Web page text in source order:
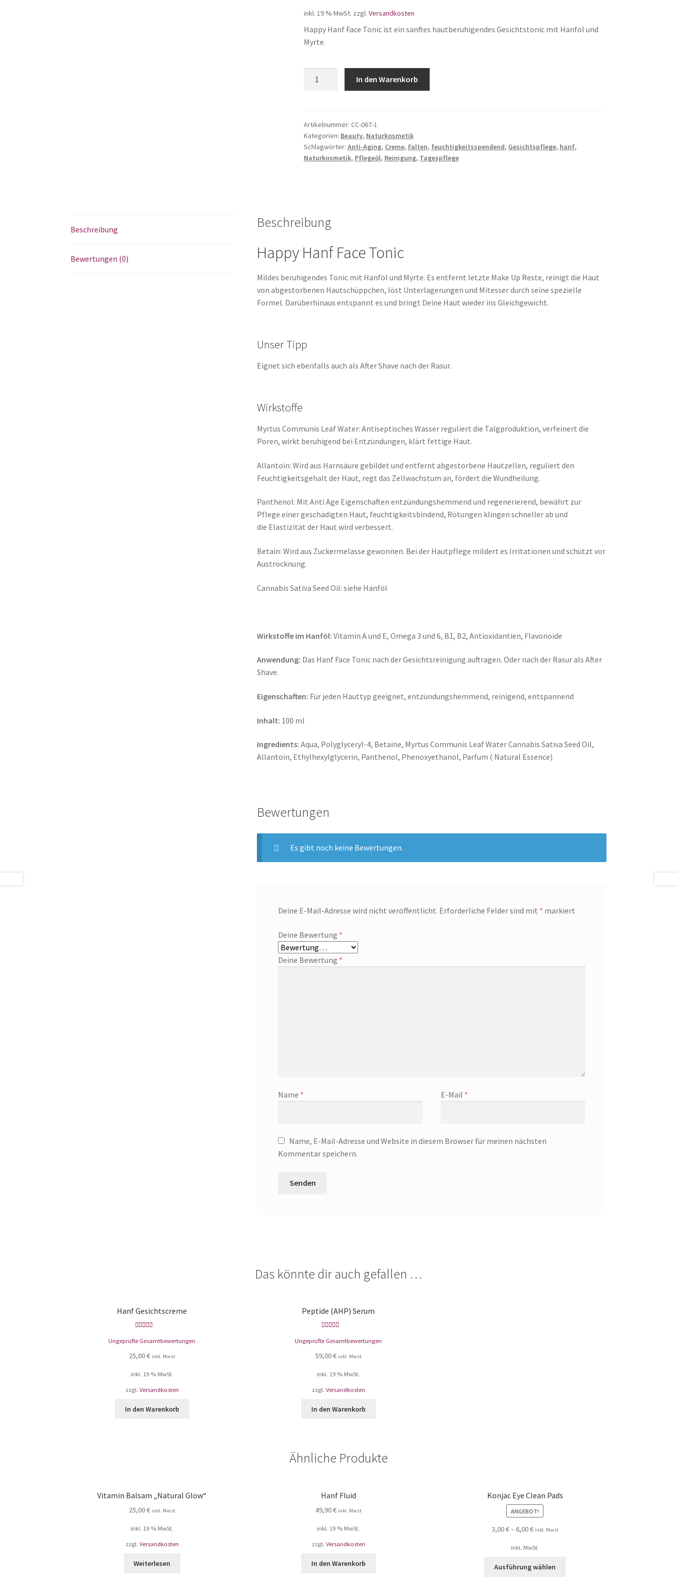
inkl. 19 % MwSt. zzgl. Versandkosten
Happy Hanf Face Tonic ist ein sanftes hautberuhigendes Gesichtstonic mit Hanföl und
Myrte.
In den Warenkorb
Artikelnummer: CC-067-1
Kategorien: Beauty, Naturkosmetik
Schlagwörter: Anti-Aging, Creme, Falten, feuchtigkeitsspendend, Gesichtspflege, hanf,
Naturkosmetik, Pflegeöl, Reinigung, Tagespflege
Beschreibung
Bewertungen (0)
Beschreibung
Happy Hanf Face Tonic
Mildes beruhigendes Tonic mit Hanföl und Myrte. Es entfernt letzte Make Up Reste, reinigt die Haut
von abgestorbenen Hautschüppchen, löst Unterlagerungen und Mitesser durch seine spezielle
Formel. Darüberhinaus entspannt es und bringt Deine Haut wieder ins Gleichgewicht.
Unser Tipp
Eignet sich ebenfalls auch als After Shave nach der Rasur.
Wirkstoffe
Myrtus Communis Leaf Water: Antiseptisches Wasser reguliert die Talgproduktion, verfeinert die
Poren, wirkt beruhigend bei Entzündungen, klärt fettige Haut.
Allantoin: Wird aus Harnsäure gebildet und entfernt abgestorbene Hautzellen, reguliert den
Feuchtigkeitsgehalt der Haut, regt das Zellwachstum an, fördert die Wundheilung.
Panthenol: Mit Anti Age Eigenschaften entzündungshemmend und regenerierend, bewährt zur
Pflege einer geschädigten Haut, feuchtigkeitsbindend, Rötungen klingen schneller ab und
die Elastizität der Haut wird verbessert.
Betain: Wird aus Zuckermelasse gewonnen. Bei der Hautpflege mildert es Irritationen und schützt vor
Austrocknung.
Cannabis Sativa Seed Oil: siehe Hanföl
Wirkstoffe im Hanföl:Vitamin A und E, Omega 3 und 6, B1, B2, Antioxidantien, Flavonoide
Anwendung: Das Hanf Face Tonic nach der Gesichtsreinigung auftragen. Oder nach der Rasur als After
Shave.
Eigenschaften: Für jeden Hauttyp geeignet, entzündungshemmend, reinigend, entspannend
Inhalt: 100 ml
Ingredients: Aqua, Polyglyceryl-4, Betaine, Myrtus Communis Leaf WaterCannabis Sativa Seed Oil,
Allantoin, Ethylhexylglycerin, Panthenol, Phenoxyethanol, Parfum ( Natural Essence)
Bewertungen
Es gibt noch keine Bewertungen.
Deine E-Mail-Adresse wird nicht veröffentlicht. Erforderliche Felder sind mit * markiert
Deine Bewertung *
Deine Bewertung *
Name * E-Mail *
Name, E-Mail-Adresse und Website in diesem Browser für meinen nächsten
Kommentar speichern.
Das könnte dir auch gefallen …
Hanf Gesichtscreme
5.00von 5
Ungeprüfte Gesamtbewertungen
25,00€ inkl. Mwst
inkl. 19 % MwSt.
zzgl. Versandkosten
In den Warenkorb
Peptide (AHP) Serum
5.00von 5
Ungeprüfte Gesamtbewertungen
59,00€ inkl. Mwst
inkl. 19 % MwSt.
zzgl. Versandkosten
In den Warenkorb
Ähnliche Produkte
Vitamin Balsam „Natural Glow“
25,00€ inkl. Mwst
inkl. 19 % MwSt.
zzgl. Versandkosten
Weiterlesen
Hanf Fluid
49,90€ inkl. Mwst
inkl. 19 % MwSt.
zzgl. Versandkosten
In den Warenkorb
Konjac Eye Clean Pads
ANGEBOT!
3,00€– 6,00€ inkl. Mwst
inkl. MwSt.
Ausführung wählen